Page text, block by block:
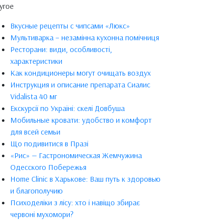
Вкусные рецепты с чипсами «Люкс»
Мультиварка – незамінна кухонна помічниця
Ресторани: види, особливості,
характеристики
Как кондиционеры могут очищать воздух
Инструкция и описание препарата Сиалис
Vidalista 40 мг
Екскурсії по Україні: скелі Довбуша
Мобильные кровати: удобство и комфорт
для всей семьи
Що подивитися в Празі
«Рис» — Гастрономическая Жемчужина
Одесского Побережья
Home Clinic в Харькове: Ваш путь к здоровью
и благополучию
Психоделіки з лісу: хто і навіщо збирає
червоні мухомори?